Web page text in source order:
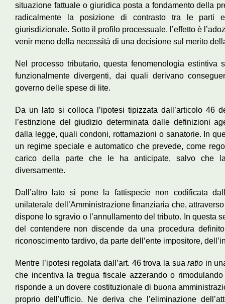
situazione fattuale o giuridica posta a fondamento della
radicalmente la posizione di contrasto tra le parti
giurisdizionale. Sotto il profilo processuale, l’effetto è
venir meno della necessità di una decisione sul merito
Nel processo tributario, questa fenomenologia estintiva
funzionalmente divergenti, dai quali derivano
governo delle spese di lite.
Da un lato si colloca l’ipotesi tipizzata dall’articolo 46
l’estinzione del giudizio determinata dalle definizioni
dalla legge, quali condoni, rottamazioni o sanatorie. In
un regime speciale e automatico che prevede, come
carico della parte che le ha anticipate, salvo che
diversamente.
Dall’altro lato si pone la fattispecie non codificata
unilaterale dell’Amministrazione finanziaria che,
dispone lo sgravio o l’annullamento del tributo. In questa
del contendere non discende da una procedura
riconoscimento tardivo, da parte dell’ente impositore,
Mentre l’ipotesi regolata dall’art. 46 trova la suaratio in
che incentiva la tregua fiscale azzerando o
risponde a un dovere costituzionale di buona
proprio dell’ufficio. Ne deriva che l’eliminazione